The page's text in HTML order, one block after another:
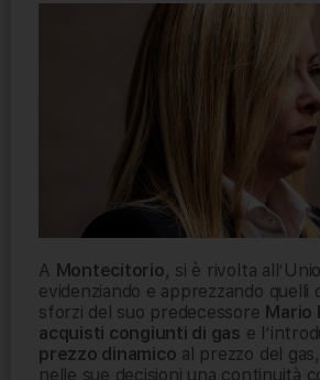
A Montecitorio, si è rivolta
evidenziando e apprezzando quelli
sforzi del suo predecessore Mario
acquisti congiunti di gas e
prezzo dinamico al prezzo del
nelle sue decisioni una continuità